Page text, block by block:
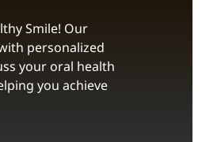
Smile! Our
personalized
your oral health
you achieve